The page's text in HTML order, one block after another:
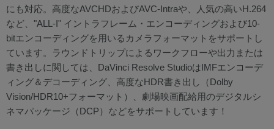
にも対応。高度なAVCHDおよびAVC-Intraや、人気の高いH.264
など、"ALL-I" イントラフレーム・エンコーディングおよび10-
bitエンコーディングを用いるカメラフォーマットをサポートし
ています。ラウンドトリップによるワークフローや出力または
書き出しに関しては、DaVinci Resolve StudioはIMFエンコーデ
ィング＆デコーディング、高度なHDR書き出し（Dolby
Vision/HDR10+フォーマット）、劇場映画配給用のデジタルシ
ネマパッケージ（DCP）などをサポートしています！